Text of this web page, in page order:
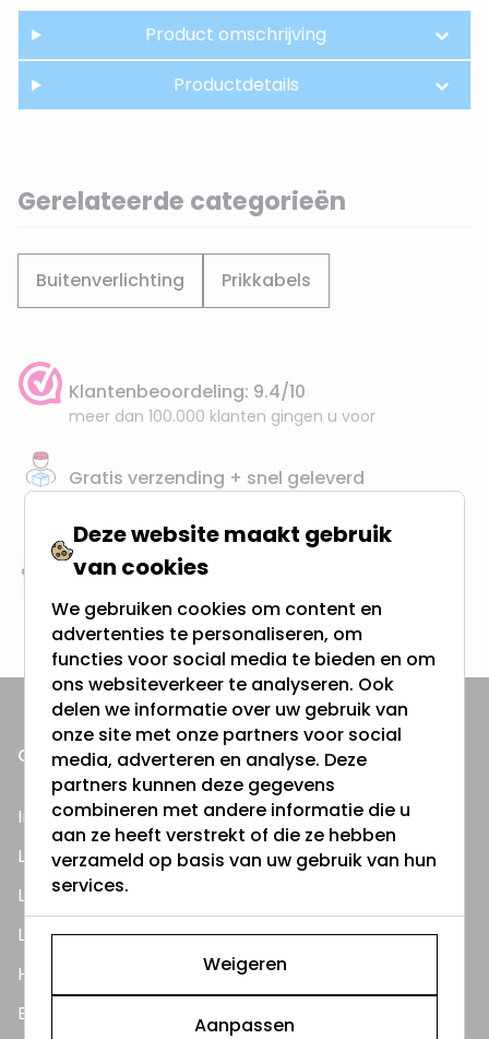
Product omschrijving
Productdetails
Gerelateerde categorieën
Buitenverlichting Prikkabels
Klantenbeoordeling: 9.4/10
meer dan 100.000 klanten gingen u voor
Gratis verzending + snel geleverd
& 100 dagen recht op retour
3000m2 - 60.000+ Producten
ONZE PRODUCTEN
Inbouwspots
LED Lampen
LED TL Buizen
LED Panelen
Highbay's / Ufo's
Bouwlampen
Deze website maakt gebruik
van cookies
We gebruiken cookies om content en
advertenties te personaliseren, om
functies voor social media te bieden en om
ons websiteverkeer te analyseren. Ook
delen we informatie over uw gebruik van
onze site met onze partners voor social
media, adverteren en analyse. Deze
partners kunnen deze gegevens
combineren met andere informatie die u
aan ze heeft verstrekt of die ze hebben
verzameld op basis van uw gebruik van hun
services.
Weigeren
Aanpassen